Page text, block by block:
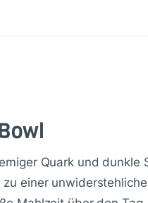
Quark und
zu einer